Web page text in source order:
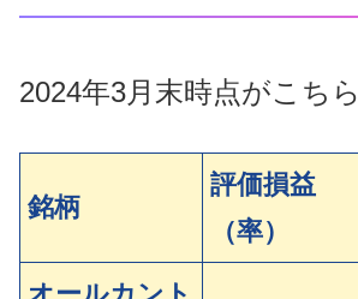
2024年3月末時点がこちら
銘柄
評価損益
（率）